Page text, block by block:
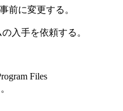
前に変更する。
入手を依頼する。
Files